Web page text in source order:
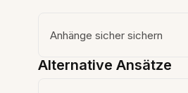
Anhänge sicher sichern
Alternative Ansätze